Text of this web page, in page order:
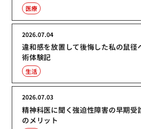
医療
違和感を放置して後悔した私の鼠径
術体験記
2026.07.04
生活
精神科医に聞く強迫性障害の早期受
のメリット
2026.07.03